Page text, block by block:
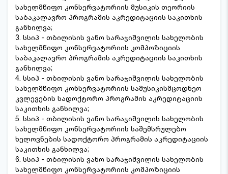
სახელმწიფო კონსერვატორიის მუსიკის თეორიის
საბაკალავრო პროგრამის აკრედიტაციის საკითხის
განხილვა;
3. სსიპ - თბილისის ვანო სარაჯიშვილის სახელობის
სახელმწიფო კონსერვატორიის კომპოზიციის
საბაკალავრო პროგრამის აკრედიტაციის საკითხის
განხილვა;
4. სსიპ - თბილისის ვანო სარაჯიშვილის სახელობის
სახელმწიფო კონსერვატორიის სამუსიკისმცოდნეო
კვლევების სადოქტორო პროგრამის აკრედიტაციის
საკითხის განხილვა;
5. სსიპ - თბილისის ვანო სარაჯიშვილის სახელობის
სახელმწიფო კონსერვატორიის საშემსრულებო
ხელოვნების სადოქტორო პროგრამის აკრედიტაციის
საკითხის განხილვა;
6. სსიპ - თბილისის ვანო სარაჯიშვილის სახელობის
სახელმწიფო კონსერვატორიის კომპოზიციის